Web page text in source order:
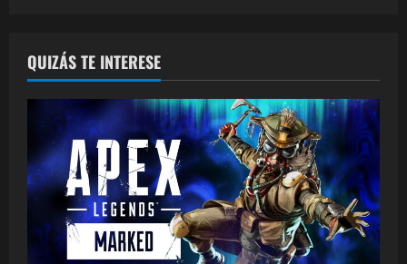
QUIZÁS TE INTERESE